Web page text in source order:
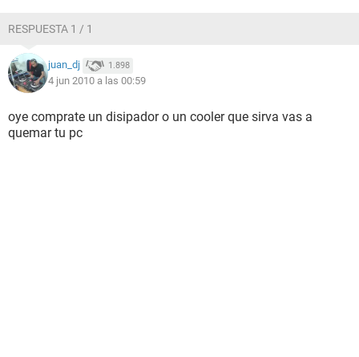
RESPUESTA 1 / 1
juan_dj 1.898
4 jun 2010 a las 00:59
oye comprate un disipador o un cooler que sirva vas a
quemar tu pc